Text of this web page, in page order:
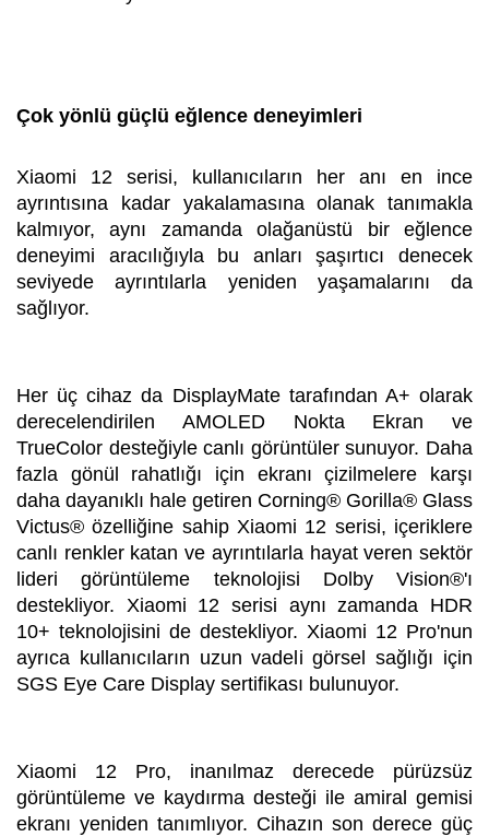
Çok yönlü güçlü eğlence deneyimleri
Xiaomi 12 serisi, kullanıcıların her anı en ince
ayrıntısına kadar yakalamasına olanak tanımakla
kalmıyor, aynı zamanda olağanüstü bir eğlence
deneyimi aracılığıyla bu anları şaşırtıcı denecek
seviyede ayrıntılarla yeniden yaşamalarını da
sağlıyor.
Her üç cihaz da DisplayMate tarafından A+ olarak
derecelendirilen AMOLED Nokta Ekran ve
TrueColor desteğiyle canlı görüntüler sunuyor. Daha
fazla gönül rahatlığı için ekranı çizilmelere karşı
daha dayanıklı hale getiren Corning® Gorilla® Glass
Victus® özelliğine sahip Xiaomi 12 serisi, içeriklere
canlı renkler katan ve ayrıntılarla hayat veren sektör
lideri görüntüleme teknolojisi Dolby Vision®'ı
destekliyor. Xiaomi 12 serisi aynı zamanda HDR
10+ teknolojisini de destekliyor. Xiaomi 12 Pro'nun
ayrıca kullanıcıların uzun vadeli görsel sağlığı için
SGS Eye Care Display sertifikası bulunuyor.
Xiaomi 12 Pro, inanılmaz derecede pürüzsüz
görüntüleme ve kaydırma desteği ile amiral gemisi
ekranı yeniden tanımlıyor. Cihazın son derece güç